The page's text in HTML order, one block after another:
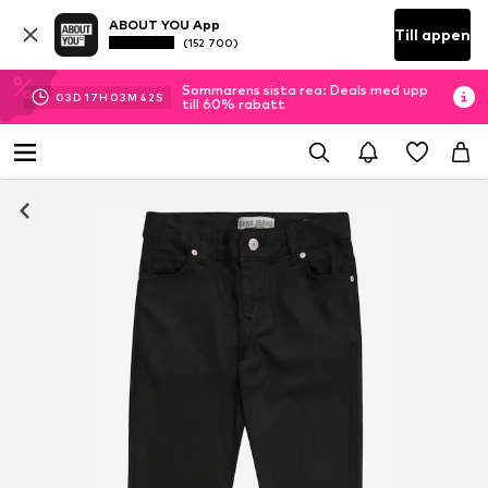
ABOUT YOU App
(152 700) Till appen
03D 17H 03M 41 S
Sommarens sista rea: Deals med upp
till 60% rabatt